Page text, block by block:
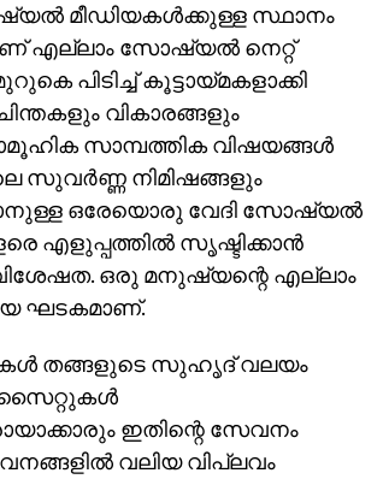
മീഡിയകൾക്കുള്ള സ്ഥാനം
എല്ലാം സോഷ്യൽ നെറ്റ്
പിടിച്ച് കൂട്ടായ്മകളാക്കി
വികാരങ്ങളും
സാമ്പത്തിക വിഷയങ്ങൾ
സുവർണ്ണ നിമിഷങ്ങളും
ഒരേയൊരു വേദി സോഷ്യൽ
എളുപ്പത്തിൽ സൃഷ്ടിക്കാൻ
ഒരു മനുഷ്യന്റെ എല്ലാം
ഘടകമാണ്.
തങ്ങളുടെ സുഹൃദ് വലയം
സൈറ്റുകൾ
ഇതിന്റെ സേവനം
വലിയ വിപ്ലവം